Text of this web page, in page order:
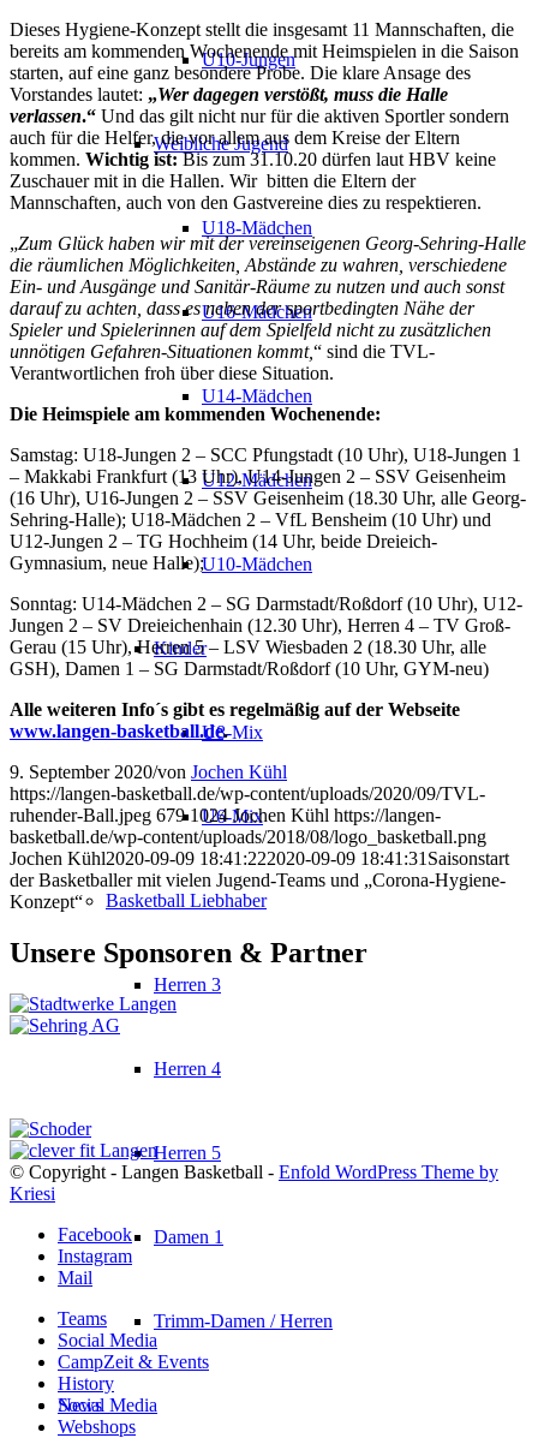
U10-Jungen
Weibliche Jugend
U18-Mädchen
U16-Mädchen
U14-Mädchen
U12-Mädchen
U10-Mädchen
Kinder
U8-Mix
U6-Mix
Basketball Liebhaber
Herren 3
Herren 4
Herren 5
Damen 1
Trimm-Damen / Herren
Social Media
Dieses Hygiene-Konzept stellt die insgesamt 11 Mannschaften, die
bereits am kommenden Wochenende mit Heimspielen in die Saison
starten, auf eine ganz besondere Probe. Die klare Ansage des
Vorstandes lautet: „Wer dagegen verstößt, muss die Halle
verlassen.“ Und das gilt nicht nur für die aktiven Sportler sondern
auch für die Helfer, die vor allem aus dem Kreise der Eltern
kommen. Wichtig ist:Bis zum 31.10.20 dürfen laut HBV keine
Zuschauer mit in die Hallen. Wir bitten die Eltern der
Mannschaften, auch von den Gastvereine dies zu respektieren.
„Zum Glück haben wir mit der vereinseigenen Georg-Sehring-Halle
die räumlichen Möglichkeiten, Abstände zu wahren, verschiedene
Ein- und Ausgänge und Sanitär-Räume zu nutzen und auch sonst
darauf zu achten, dass es neben der sportbedingten Nähe der
Spieler und Spielerinnen auf dem Spielfeld nicht zu zusätzlichen
unnötigen Gefahren-Situationen kommt,“ sind die TVL-
Verantwortlichen froh über diese Situation.
Die Heimspiele am kommenden Wochenende:
Samstag: U18-Jungen 2 – SCC Pfungstadt (10 Uhr), U18-Jungen 1
– Makkabi Frankfurt (13 Uhr), U14-Jungen 2 – SSV Geisenheim
(16 Uhr), U16-Jungen 2 – SSV Geisenheim (18.30 Uhr, alle Georg-
Sehring-Halle); U18-Mädchen 2 – VfL Bensheim (10 Uhr) und
U12-Jungen 2 – TG Hochheim (14 Uhr, beide Dreieich-
Gymnasium, neue Halle);
Sonntag: U14-Mädchen 2 – SG Darmstadt/Roßdorf (10 Uhr), U12-
Jungen 2 – SV Dreieichenhain (12.30 Uhr), Herren 4 – TV Groß-
Gerau (15 Uhr), Herren 5 – LSV Wiesbaden 2 (18.30 Uhr, alle
GSH), Damen 1 – SG Darmstadt/Roßdorf (10 Uhr, GYM-neu)
Alle weiteren Info´s gibt es regelmäßig auf der Webseite
www.langen-basketball.de.
9. September 2020/von Jochen Kühl
https://langen-basketball.de/wp-content/uploads/2020/09/TVL-
ruhender-Ball.jpeg 679 1024 Jochen Kühl https://langen-
basketball.de/wp-content/uploads/2018/08/logo_basketball.png
Jochen Kühl2020-09-09 18:41:222020-09-09 18:41:31 Saisonstart
der Basketballer mit vielen Jugend-Teams und „Corona-Hygiene-
Konzept“
Unsere Sponsoren & Partner
© Copyright - Langen Basketball - Enfold WordPress Theme by
Kriesi
Facebook
Instagram
Mail
Teams
Social Media
CampZeit & Events
History
News
Webshops